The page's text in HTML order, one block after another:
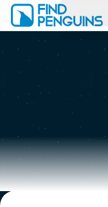
Print a book
Flyover video
Explore